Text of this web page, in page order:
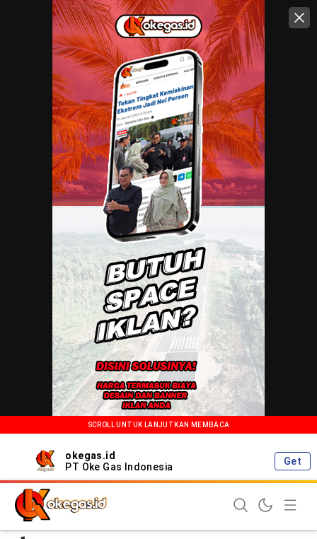
SCROLL UNTUK LANJUTKAN MEMBACA
okegas.id
PT Oke Gas Indonesia
Get
Oke Gas Indonesia | Energi Positif Informasi Terkini!